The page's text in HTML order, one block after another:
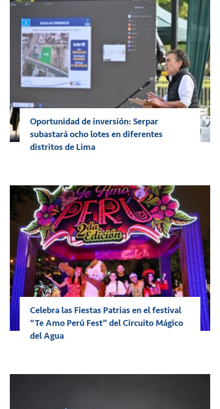
Oportunidad de inversión: Serpar
subastará ocho lotes en diferentes
distritos de Lima
Celebra las Fiestas Patrias en el festival
“Te Amo Perú Fest” del Circuito Mágico
del Agua